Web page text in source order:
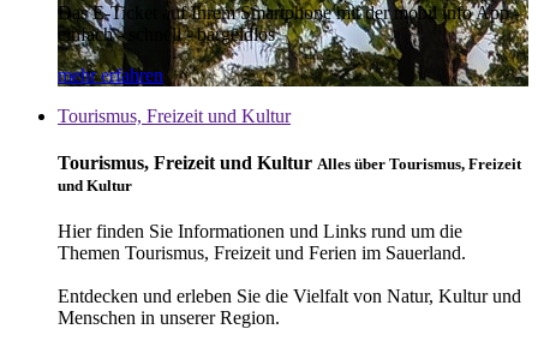
Das E-Ticket auf Ihrem Smartphone mit der mobil info App -
einfach - schnell - bargeldlos
mehr erfahren
Tourismus, Freizeit und Kultur
Tourismus, Freizeit und Kultur Alles über Tourismus, Freizeit
und Kultur
Hier finden Sie Informationen und Links rund um die
Themen Tourismus, Freizeit und Ferien im Sauerland.
Entdecken und erleben Sie die Vielfalt von Natur, Kultur und
Menschen in unserer Region.